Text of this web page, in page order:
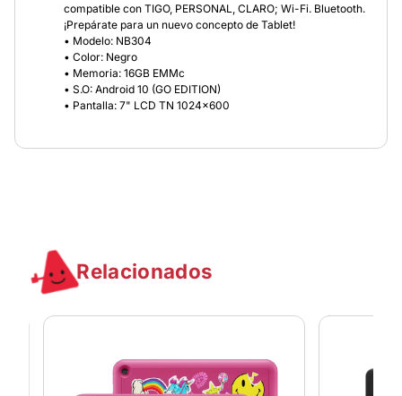
compatible con TIGO, PERSONAL, CLARO; Wi-Fi. Bluetooth.
¡Prepárate para un nuevo concepto de Tablet!
• Modelo: NB304
• Color: Negro
• Memoria: 16GB EMMc
• S.O: Android 10 (GO EDITION)
• Pantalla: 7" LCD TN 1024x600
Relacionados